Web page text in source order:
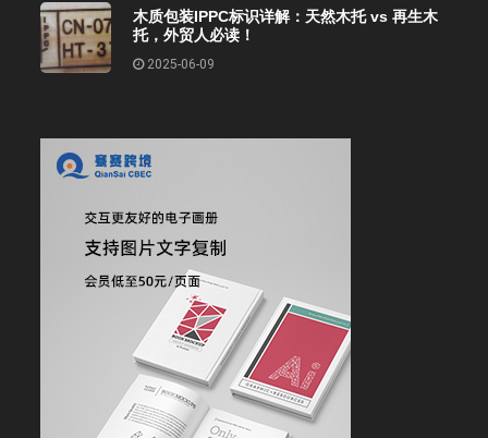
木质包装IPPC标识详解：天然木托 vs 再生木
托，外贸人必读！
2025-06-09